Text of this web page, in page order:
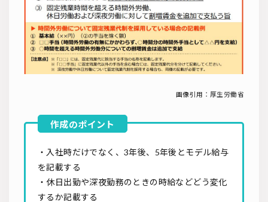
画像引用： 厚生労働省
・入社時だけでなく、3年後、5年後とモデル給与
を記載する
・休日出勤や深夜勤務のときの時給などどう変化
するか記載する